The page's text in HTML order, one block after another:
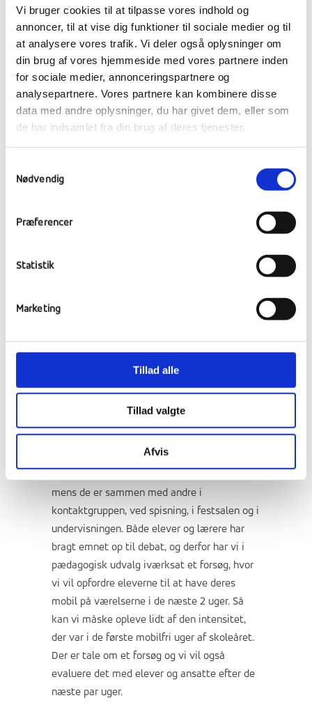
Vi bruger cookies til at tilpasse vores indhold og
annoncer, til at vise dig funktioner til sociale medier og til
at analysere vores trafik. Vi deler også oplysninger om
din brug af vores hjemmeside med vores partnere inden
for sociale medier, annonceringspartnere og
analysepartnere. Vores partnere kan kombinere disse
data med andre oplysninger, du har givet dem, eller som
de har indsamlet fra din brug af deres tjenester.
Nødvendig
Præferencer
Statistik
Marketing
Tillad alle
Tillad valgte
Afvis
Prøvetiden er både en belastning og en
befrielse for mange elever og om aftenen har
der været fokus på hygge og fællesskab. Bl.a.
hemmelighedskræmmeri i kontaktgrupperne,
indflydelse på oplevelsen af fællesskab, og
en spørgeundersøgelse viste at godt
mens de er sammen med andre i
kontaktgruppen, ved spisning, i festsalen og i
undervisningen. Både elever og lærere har
bragt emnet op til debat, og derfor har vi i
pædagogisk udvalg iværksat et forsøg, hvor
vi vil opfordre eleverne til at have deres
mobil på værelserne i de næste 2 uger. Så
kan vi måske opleve lidt af den intensitet,
der var i de første mobilfri uger af skoleåret.
Der er tale om et forsøg og vi vil også
evaluere det med elever og ansatte efter de
næste par uger.